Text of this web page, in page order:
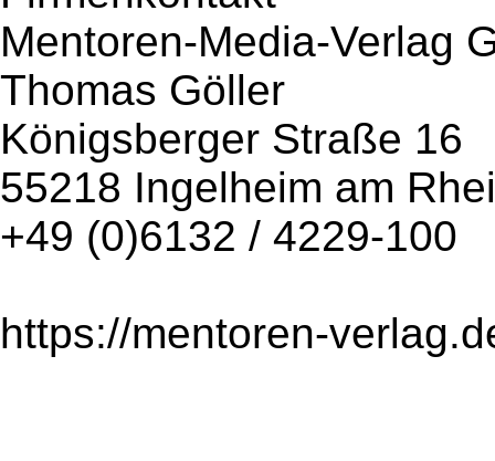
Mentoren-Media-Verlag
Thomas Göller
Königsberger Straße 16
55218 Ingelheim am
+49 (0)6132 / 4229-100
https://mentoren-